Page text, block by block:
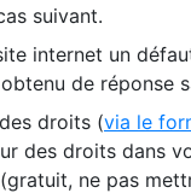
suivant.
internet un
de réponse
droits (via le
des droits dans
ne pas